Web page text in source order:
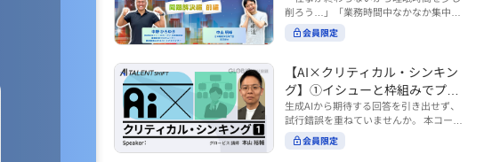
AI時代における機能別での戦略のあり方
を中心に学ぶコース より実践的なAIツー
ルの活用法について学びたい方は『AI W
earch?tag=AI%E3%83%AF%E3%83%B
C%E3%82%AF%E3%82%B7%E3%83%
95%E3%83%88 ※本コースは、AIのマネ
ジメント活用を学ぶ「AIビジネスシフ
ト」シリーズの一環として提供していま
す。 ※本動画は、制作時点の情報に基づ
併せてご覧ください。 ▼プレゼン動画分
析プロンプト（辛口） https://hodai.glo
bis.co.jp/learning_documents/6f976cd
ル https://unlimited.globis.co.jp/ja/co
urses/598f3254/ ※本コースは、AI時代
のビジネススキルを学ぶ「AIタレントシ
フト」シリーズの一環として提供してい
ます。 https://unlimited.globis.co.jp/j
a/tags/AI%E3%82%BF%E3%83%AC%E
削ろう…」「業務時間中なかなか集中で
きない…」「毎日朝起きるのがつら
い…」。 あなたはこのような経験をした
トの時間をやりくりするために、真っ先
に削りがちなのが「睡眠」時間。 実は
今、日本社会は世界と比較して「最も眠
らない国」だということもわかってきて
います。 慢性的な睡眠不足は、心身の健
康に悪影響なだけでなく、仕事のパフォ
ーマンスにも当然大きな影響を与え、社
会員限定
【AI×クリティカル・シンキン
グ】①イシューと枠組みでプロ
ンプトを磨く
生成AIから期待する回答を引き出せず、
試行錯誤を重ねていませんか。 本コース
では、生成AI活用の質を高める鍵とし
て、クリティカル・シンキングの視点か
会員限定